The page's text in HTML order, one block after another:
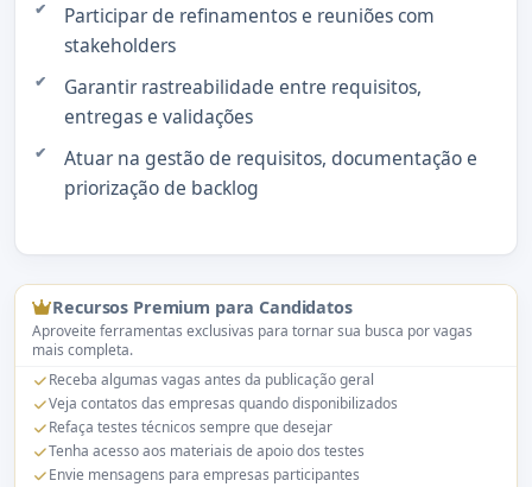
Participar de refinamentos e reuniões com
stakeholders
Garantir rastreabilidade entre requisitos,
entregas e validações
Atuar na gestão de requisitos, documentação e
priorização de backlog
Recursos Premium para Candidatos
Aproveite ferramentas exclusivas para tornar sua busca por vagas
mais completa.
Receba algumas vagas antes da publicação geral
Veja contatos das empresas quando disponibilizados
Refaça testes técnicos sempre que desejar
Tenha acesso aos materiais de apoio dos testes
Envie mensagens para empresas participantes